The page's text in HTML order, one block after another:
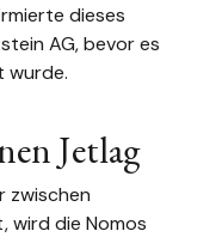
dieses
AG, bevor es
wurde.
Jetlag
zwischen
wird die Nomos